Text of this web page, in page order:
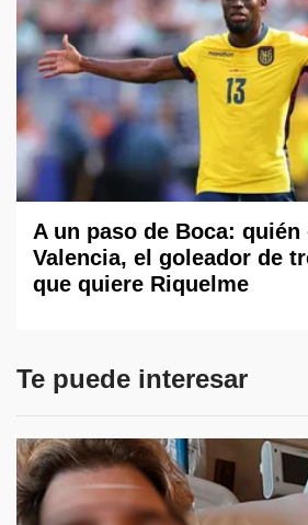
A un paso de Boca: quién
Valencia, el goleador de
que quiere Riquelme
Te puede interesar